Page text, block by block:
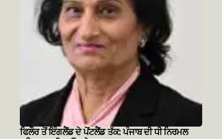
ਫਿਲੌਰ ਤੋਂ ਇੰਗਲੈਂਡ ਦੇ ਪੋਂਟਲੈਂਡ ਤੱਕ: ਪੰਜਾਬ ਦੀ ਧੀ ਨਿਰਮਲ